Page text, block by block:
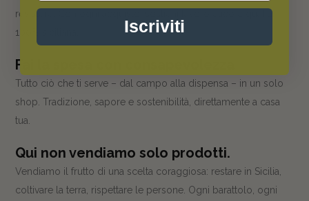
resistere. Con ogni acquisto, sostieni lavoro etico e qualità
100% siciliana.
Fai la spesa con consapevolezza
Tutto ciò che ti serve – dal campo alla dispensa – in un solo
shop. Tradizione, sapore e sostenibilità, direttamente a casa
tua.
Qui non vendiamo solo prodotti.
Vendiamo il frutto di una scelta coraggiosa: restare in Sicilia,
coltivare la terra, rispettare le persone. Ogni barattolo, ogni
Iscriviti